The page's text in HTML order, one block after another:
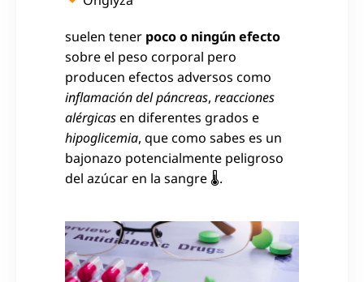
suelen tener poco o ningún efecto
sobre el peso corporal pero
producen efectos adversos como
inflamación del páncreas, reacciones
alérgicasen diferentes grados e
hipoglicemia, que como sabes es un
bajonazo potencialmente peligroso
del azúcar en la sangre 🌡.